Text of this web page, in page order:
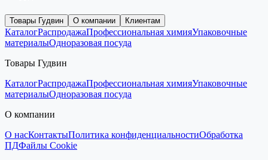
Товары Гудвин О компании Клиентам
КаталогРаспродажаПрофессиональная химияУпаковочные
материалыОдноразовая посуда
Товары Гудвин
КаталогРаспродажаПрофессиональная химияУпаковочные
материалыОдноразовая посуда
О компании
О насКонтактыПолитика конфиденциальностиОбработка
ПДФайлы Cookie